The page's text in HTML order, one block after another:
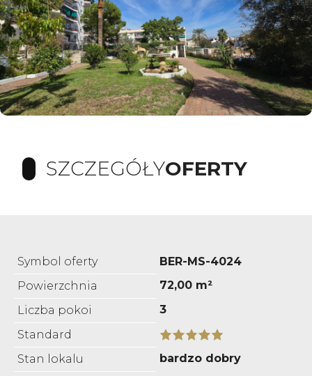
SZCZEGÓŁYOFERTY
Symbol oferty
BER-MS-4024
Powierzchnia
72,00 m²
Liczba pokoi
3
Standard
Stan lokalu
bardzo dobry